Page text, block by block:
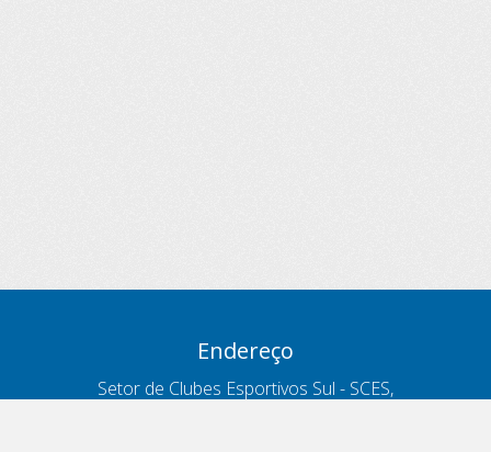
Endereço
Setor de Clubes Esportivos Sul - SCES,